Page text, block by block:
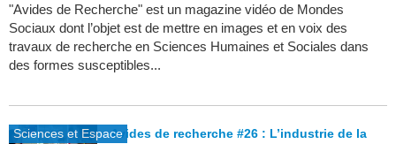
"Avides de Recherche" est un magazine vidéo de Mondes
Sociaux dont l’objet est de mettre en images et en voix des
travaux de recherche en Sciences Humaines et Sociales dans
des formes susceptibles...
Sciences et EspaceAvides de recherche #26 : L’industrie de la